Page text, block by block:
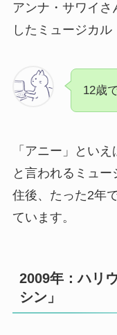
アンナ・サワイさ
したミュージカル
12歳
「アニー」とい
と言われるミュ
住後、たった2年
ています。
2009年：ハリ
シン」